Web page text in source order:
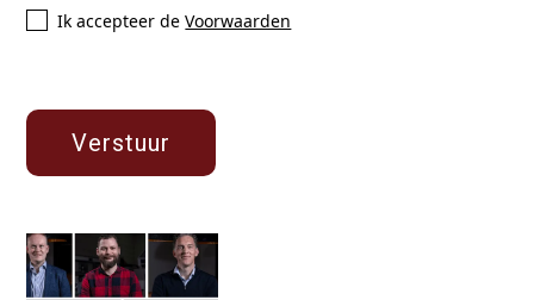
Ik accepteer deVoorwaarden